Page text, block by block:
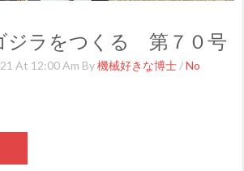
ジラをつくる 第７０号
At 12:00 Am By機械好きな博士 /No